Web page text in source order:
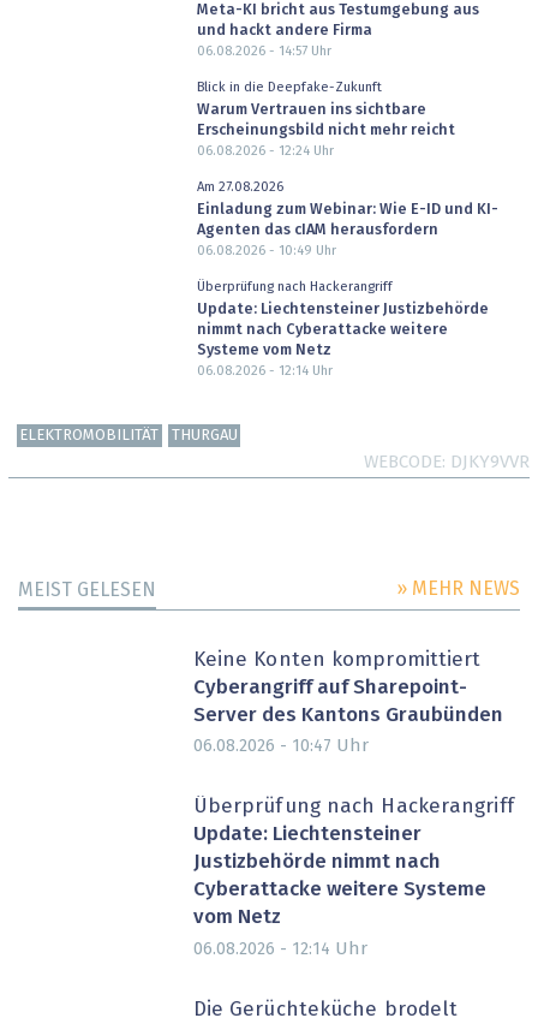
Meta-KI bricht aus Testumgebung aus
und hackt andere Firma
06.08.2026 - 14:57Uhr
Blick in die Deepfake-Zukunft
Warum Vertrauen ins sichtbare
Erscheinungsbild nicht mehr reicht
06.08.2026 - 12:24Uhr
Am 27.08.2026
Einladung zum Webinar: Wie E-ID und KI-
Agenten das cIAM herausfordern
06.08.2026 - 10:49 Uhr
Überprüfung nach Hackerangriff
Update: Liechtensteiner Justizbehörde
nimmt nach Cyberattacke weitere
Systeme vom Netz
06.08.2026 - 12:14Uhr
ELEKTROMOBILITÄT THURGAU
WEBCODE DJKY9VVR
MEIST GELESEN » MEHR NEWS
Keine Konten kompromittiert
Cyberangriff auf Sharepoint-
Server des Kantons Graubünden
06.08.2026 - 10:47 Uhr
Überprüfung nach Hackerangriff
Update: Liechtensteiner
Justizbehörde nimmt nach
Cyberattacke weitere Systeme
vom Netz
06.08.2026 - 12:14 Uhr
Die Gerüchteküche brodelt